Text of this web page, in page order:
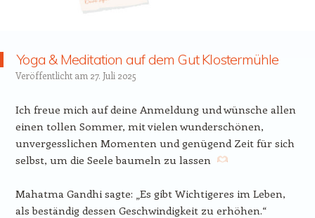
Yoga & Meditation auf dem Gut Klostermühle
Veröffentlicht am 27. Juli 2025
Ich freue mich auf deine Anmeldung und wünsche allen
einen tollen Sommer, mit vielen wunderschönen,
unvergesslichen Momenten und genügend Zeit für sich
selbst, um die Seele baumeln zu lassen
Mahatma Gandhi sagte: „Es gibt Wichtigeres im Leben,
als beständig dessen Geschwindigkeit zu erhöhen.“